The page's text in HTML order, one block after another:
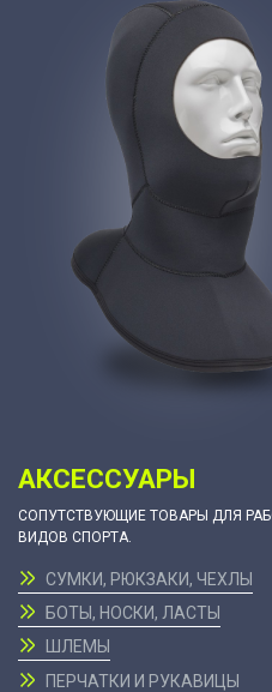
АКСЕССУАРЫ
СОПУТСТВУЮЩИЕ ТОВАРЫ ДЛЯ
ВИДОВ СПОРТА.
СУМКИ, РЮКЗАКИ, ЧЕХЛЫ
БОТЫ, НОСКИ, ЛАСТЫ
ШЛЕМЫ
ПЕРЧАТКИ И РУКАВИЦЫ